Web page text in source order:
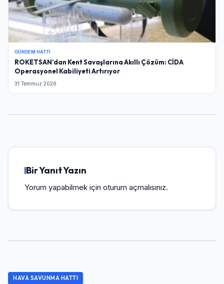
GÜNDEM HATTI
ROKETSAN’dan Kent Savaşlarına Akıllı Çözüm: CİDA
Operasyonel Kabiliyeti Artırıyor
31 Temmuz 2026
Bir Yanıt Yazın
Yorum yapabilmek için oturum açmalısınız.
HAVA SAVUNMA HATTI